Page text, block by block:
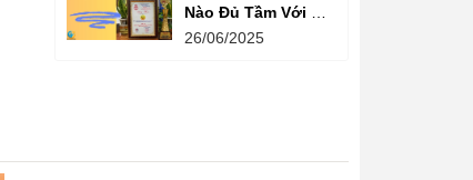
Nào Đủ Tầm Với Đồ
Chơi Kinh Bắc
26/06/2025